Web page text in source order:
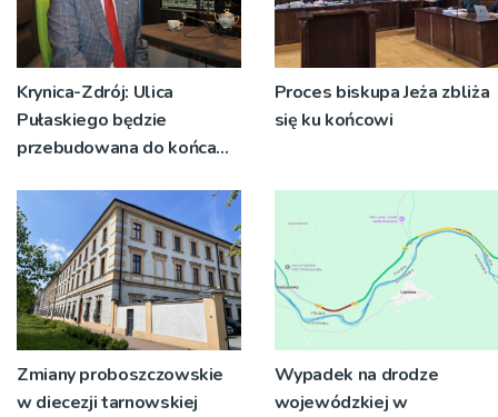
Krynica-Zdrój: Ulica
Pułaskiego będzie
przebudowana do końca
Proces biskupa Jeża zbliża
się ku końcowi
Zmiany proboszczowskie
w diecezji tarnowskiej
Wypadek na drodze
wojewódzkiej w